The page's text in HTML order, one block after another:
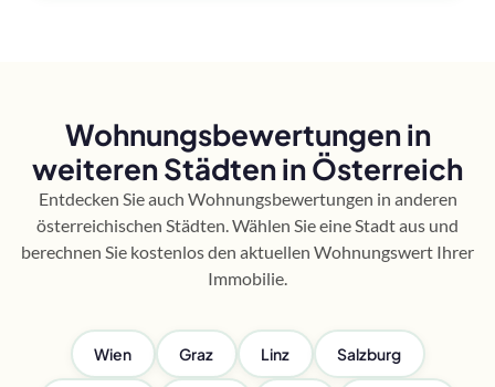
Wohnungsbewertungen in
weiteren Städten in Österreich
Entdecken Sie auch Wohnungsbewertungen in anderen
österreichischen Städten. Wählen Sie eine Stadt aus und
berechnen Sie kostenlos den aktuellen Wohnungswert Ihrer
Immobilie.
Wien Graz Linz Salzburg